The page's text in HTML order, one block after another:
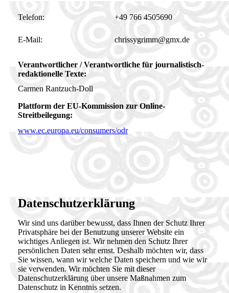
Telefon: +49 766 4505690
E-Mail: chrissygrimm@gmx.de
Verantwortlicher / Verantwortliche für journalistisch-
redaktionelle Texte:
Carmen Rantzuch-Doll
Plattform der EU-Kommission zur Online-
Streitbeilegung:
www.ec.europa.eu/consumers/odr
Datenschutz­erklärung
Wir sind uns darüber bewusst, dass Ihnen der Schutz Ihrer
Privatsphäre bei der Benutzung unserer Website ein
wichtiges Anliegen ist. Wir nehmen den Schutz Ihrer
persönlichen Daten sehr ernst. Deshalb möchten wir, dass
Sie wissen, wann wir welche Daten speichern und wie wir
sie verwenden. Wir möchten Sie mit dieser
Datenschutzerklärung über unsere Maßnahmen zum
Datenschutz in Kenntnis setzen.